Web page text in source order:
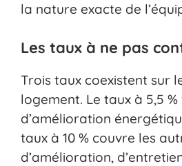
la nature exacte de
Les taux à ne pas
Trois taux coexistent sur
logement. Le taux à 5,5
d’amélioration
taux à 10 % couvre les
d’amélioration,